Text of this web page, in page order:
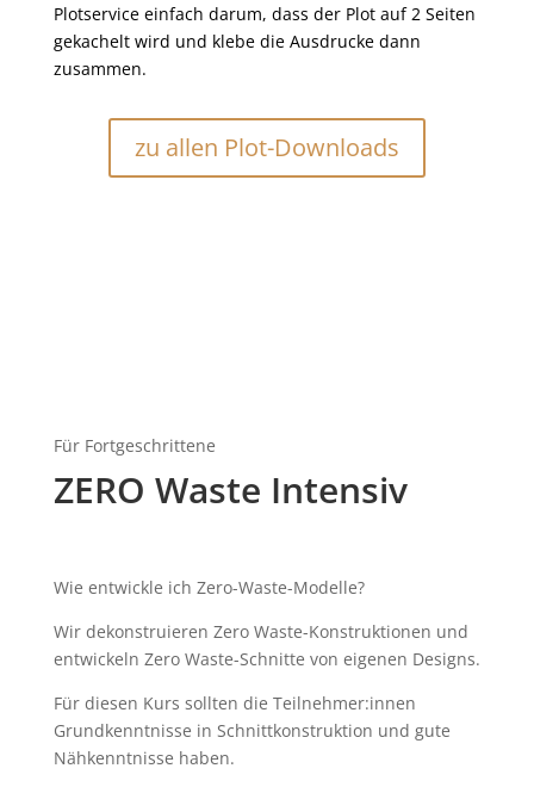
Plotservice einfach darum, dass der Plot auf 2 Seiten
gekachelt wird und klebe die Ausdrucke dann
zusammen.
zu allen Plot-Downloads
Für Fortgeschrittene
ZERO Waste Intensiv
Wie entwickle ich Zero-Waste-Modelle?
Wir dekonstruieren Zero Waste-Konstruktionen und
entwickeln Zero Waste-Schnitte von eigenen Designs.
Für diesen Kurs sollten die Teilnehmer:innen
Grundkenntnisse in Schnittkonstruktion und gute
Nähkenntnisse haben.